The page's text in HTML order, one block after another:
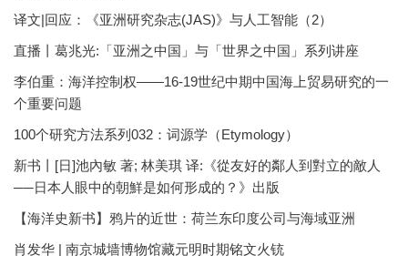
译文|回应：《亚洲研究杂志(JAS)》与人工智能（2）
直播丨葛兆光:「亚洲之中国」与「世界之中国」系列讲座
李伯重：海洋控制权——16-19世纪中期中国海上贸易研究的一
个重要问题
100个研究方法系列032：词源学（Etymology）
新书丨[日]池內敏 著; 林美琪 译:《從友好的鄰人到對立的敵人
──日本人眼中的朝鮮是如何形成的？》出版
【海洋史新书】鸦片的近世：荷兰东印度公司与海域亚洲
肖发华 | 南京城墙博物馆藏元明时期铭文火铳